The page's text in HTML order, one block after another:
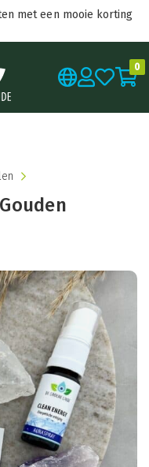
met een mooie korting
0